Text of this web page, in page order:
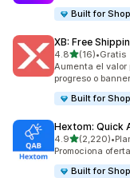
Built for
XB: Free
4.8de 5 estrellas
(16)
16 reseñas en total
•Gratis
Aumenta el valor
progreso o
Built for
Hextom: Quick
4.9de 5 estrellas
(2,220)
2220 reseñas en
•
Promociona
Built for